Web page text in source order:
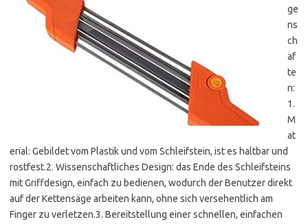
ge
ns
ch
af
te
n:
1.
M
at
erial: Gebildet vom Plastik und vom Schleifstein, ist es haltbar und
rostfest.2. Wissenschaftliches Design: das Ende des Schleifsteins
mit Griffdesign, einfach zu bedienen, wodurch der Benutzer direkt
auf der Kettensäge arbeiten kann, ohne sich versehentlich am
Finger zu verletzen.3. Bereitstellung einer schnellen, einfachen